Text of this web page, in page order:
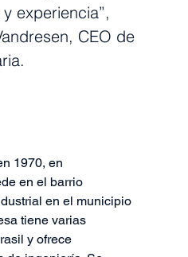
experiencia”,
CEO de
1970, en
en el barrio
en el municipio
tiene varias
y ofrece